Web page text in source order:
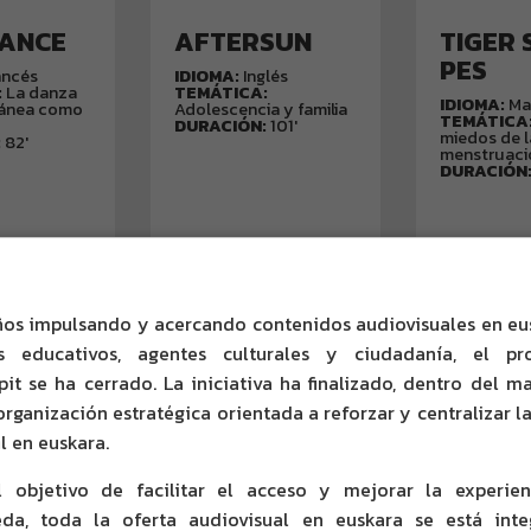
La danza
como
82'
con...
más
AF­TER­SUN
IDIOMA: Inglés
TEMÁTICA:
Adolescencia y familia
DURACIÓN:101'
aquel...
Ver más
SUBTÍTULOS:
TI­GER
PES
IDIOMA:
TEMÁTICA:
miedos de
DURACIÓN:
VER MÁS
impulsando y acercando contenidos audiovisuales en
educativos, agentes culturales y ciudadanía, el
se ha cerrado. La iniciativa ha finalizado, dentro del
estratégica orientada a reforzar y centralizar
en euskara.
objetivo de facilitar el acceso y mejorar la
toda la oferta audiovisual en euskara se está